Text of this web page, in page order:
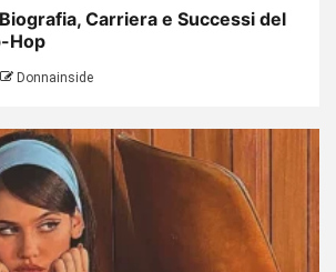
Carriera e Successi del
Hop
Donnainside